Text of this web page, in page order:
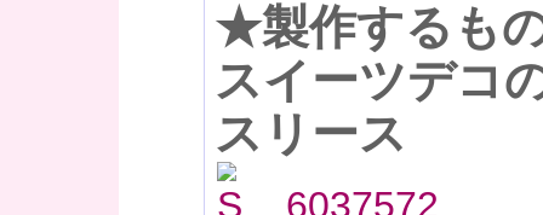
★製作するも
スイーツデコ
スリース